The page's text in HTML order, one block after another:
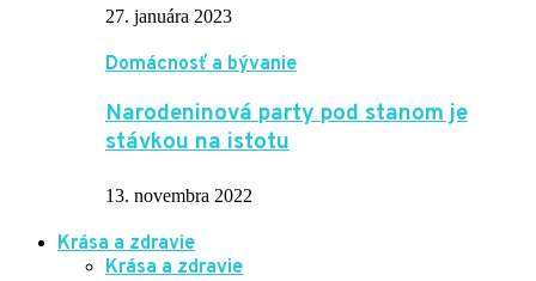
27. januára 2023
Domácnosť a bývanie
Narodeninová party pod stanom je
stávkou na istotu
13. novembra 2022
Krása a zdravie
Krása a zdravie